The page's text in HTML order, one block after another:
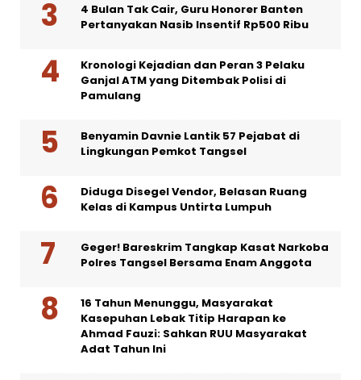
4 Bulan Tak Cair, Guru Honorer Banten
Pertanyakan Nasib Insentif Rp500 Ribu
Kronologi Kejadian dan Peran 3 Pelaku
Ganjal ATM yang Ditembak Polisi di
Pamulang
Benyamin Davnie Lantik 57 Pejabat di
Lingkungan Pemkot Tangsel
Diduga Disegel Vendor, Belasan Ruang
Kelas di Kampus Untirta Lumpuh
Geger! Bareskrim Tangkap Kasat Narkoba
Polres Tangsel Bersama Enam Anggota
16 Tahun Menunggu, Masyarakat
Kasepuhan Lebak Titip Harapan ke
Ahmad Fauzi: Sahkan RUU Masyarakat
Adat Tahun Ini